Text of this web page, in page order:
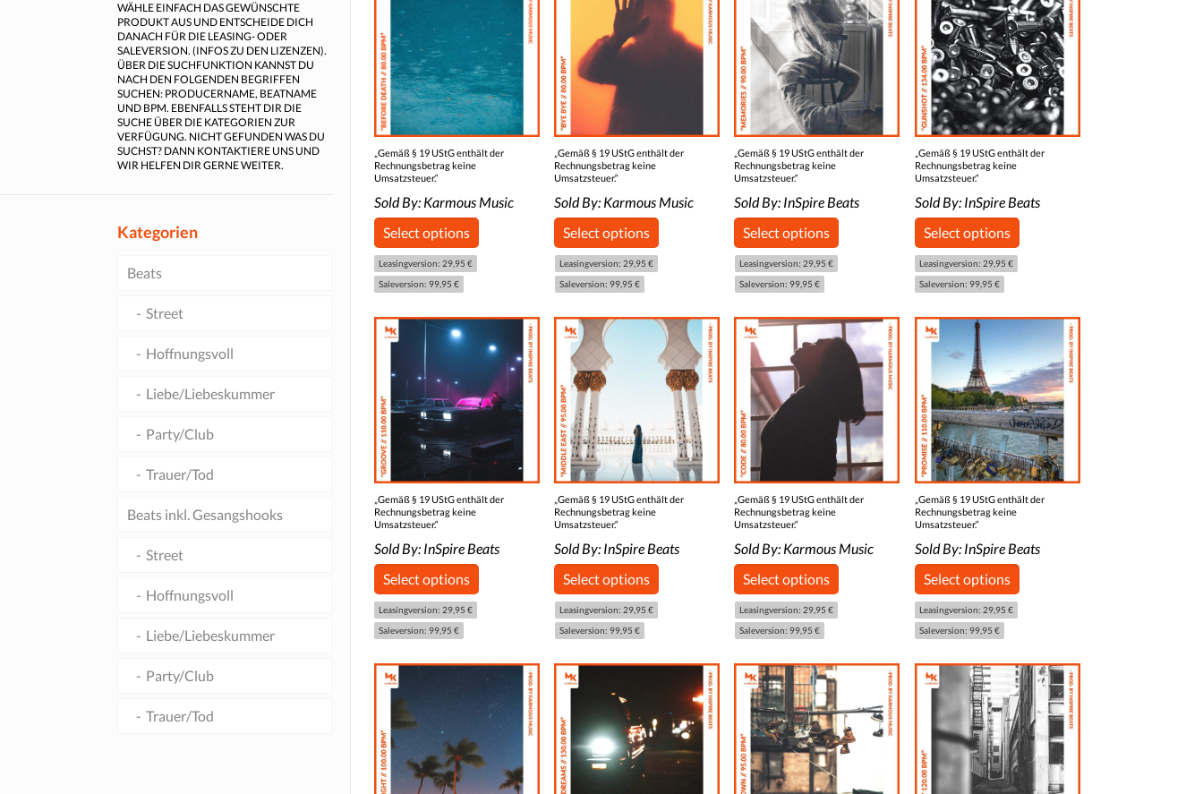
„Gemäß § 19 UStG enthält der
Rechnungsbetrag keine
Umsatzsteuer.“
Sold By: Karmous Music
Select options
Leasingversion: 29,95 €
Saleversion: 99,95 €
„Gemäß § 19 UStG enthält der
Rechnungsbetrag keine
Umsatzsteuer.“
Sold By: Karmous Music
Select options
Leasingversion: 29,95 €
Saleversion: 99,95 €
„Gemäß § 19 UStG enthält der
Rechnungsbetrag keine
Umsatzsteuer.“
Sold By: InSpire Beats
Select options
Leasingversion: 29,95 €
Saleversion: 99,95 €
„Gemäß § 19 UStG enthält der
Rechnungsbetrag keine
Umsatzsteuer.“
Sold By: InSpire Beats
Select options
Leasingversion: 29,95 €
Saleversion: 99,95 €
„Gemäß § 19 UStG enthält der
Rechnungsbetrag keine
Umsatzsteuer.“
Sold By: InSpire Beats
Select options
Leasingversion: 29,95 €
Saleversion: 99,95 €
„Gemäß § 19 UStG enthält der
Rechnungsbetrag keine
Umsatzsteuer.“
Sold By: InSpire Beats
Select options
Leasingversion: 29,95 €
Saleversion: 99,95 €
„Gemäß § 19 UStG enthält der
Rechnungsbetrag keine
Umsatzsteuer.“
Sold By: Karmous Music
Select options
Leasingversion: 29,95 €
Saleversion: 99,95 €
„Gemäß § 19 UStG enthält der
Rechnungsbetrag keine
Umsatzsteuer.“
Sold By: InSpire Beats
Select options
Leasingversion: 29,95 €
Saleversion: 99,95 €
WÄHLE EINFACH DAS GEWÜNSCHTE
PRODUKT AUS UND ENTSCHEIDE DICH
DANACH FÜR DIE LEASING- ODER
SALEVERSION. (INFOS ZU DEN LIZENZEN).
ÜBER DIE SUCHFUNKTION KANNST DU
NACH DEN FOLGENDEN BEGRIFFEN
SUCHEN: PRODUCERNAME, BEATNAME
UND BPM. EBENFALLS STEHT DIR DIE
SUCHE ÜBER DIE KATEGORIEN ZUR
VERFÜGUNG. NICHT GEFUNDEN WAS DU
SUCHST? DANN KONTAKTIERE UNS UND
WIR HELFEN DIR GERNE WEITER.
Kategorien
Beats
Street
Hoffnungsvoll
Liebe/Liebeskummer
Party/Club
Trauer/Tod
Beats inkl. Gesangshooks
Street
Hoffnungsvoll
Liebe/Liebeskummer
Party/Club
Trauer/Tod